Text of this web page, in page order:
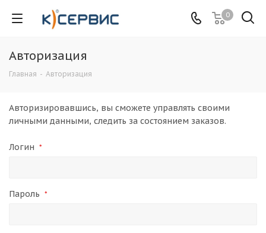
0
Авторизация
Главная - Авторизация
Авторизировавшись, вы сможете управлять своими
личными данными, следить за состоянием заказов.
Логин *
Пароль *